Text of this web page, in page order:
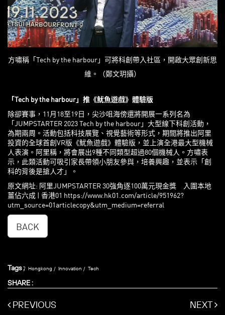
方嘯稱「Tech by the harbour」可將科創帶入社區，開啟大眾創新思
維。（鄭文玥攝）
「Tech by the harbour」推《魷魚遊戲》體驗版
除卻賽事，11月18至19日，尖沙咀海傍還將開展一系列名為
「JUMPSTARTER 2023 Tech by the harbour」大型線下科創活動，
為期兩周。活動包括科技展覽、視覺藝術等形式，期間將推出阿里
投資的全球首創VR版《魷魚遊戲》體驗版，並上演全港最大型機械
人表演。阿里稱，將會展出9種不同類型超過80個機械人。方嘯表
示，此類活動可吸引家長帶領小朋友參與，培養興趣，並表示「創
科的背後是搶人才」。
原文網址: 阿里JUMPSTARTER 30強角逐100萬元現金獎 入圍本地
薑佔六成 | 香港01 https://www.hk01.com/article/951962?
utm_source=01articlecopy&utm_medium=referral
BACK
Tags : Hongkong Innovation Tech
SHARE :
PREVIOUS NEXT